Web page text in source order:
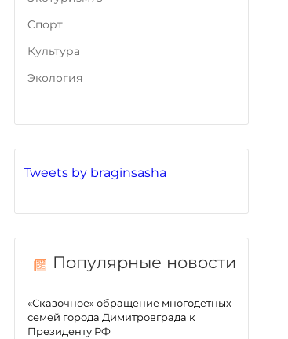
Tweets by braginsasha
Популярные новости
«Сказочное» обращение многодетных
семей города Димитровграда к
Президенту РФ
Cпорт
Культура
Экология